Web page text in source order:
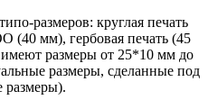
размеров: круглая печать
(40 мм), гербовая печать (45
размеры от 25*10 мм до
размеры, сделанные под
размеры).